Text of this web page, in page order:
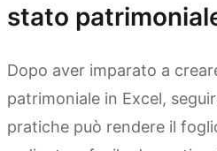
stato
Dopo aver imparato a
patrimoniale in Excel,
pratiche può rendere il